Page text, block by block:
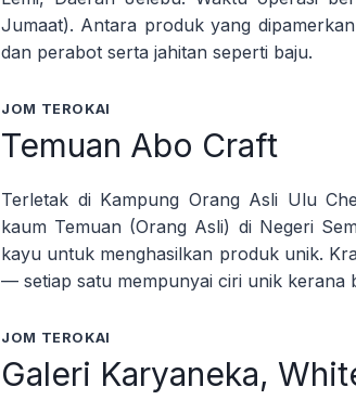
Jumaat). Antara produk yang
dan perabot serta jahitan seperti baju.
JOM TEROKAI
Temuan Abo Craft
Terletak di Kampung Orang Asli Ulu
kaum Temuan (Orang Asli) di Negeri
kayu untuk menghasilkan produk unik.
— setiap satu mempunyai ciri unik kerana
JOM TEROKAI
Galeri Karyaneka,